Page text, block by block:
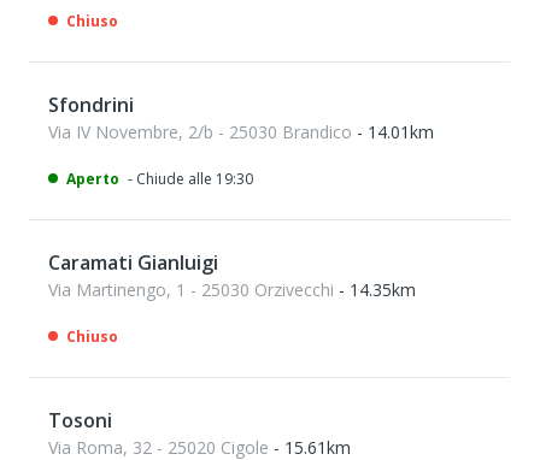
Chiuso
Sfondrini
Via IV Novembre, 2/b - 25030 Brandico - 14.01km
Aperto - Chiude alle 19:30
Caramati Gianluigi
Via Martinengo, 1 - 25030 Orzivecchi - 14.35km
Chiuso
Tosoni
Via Roma, 32 - 25020 Cigole - 15.61km